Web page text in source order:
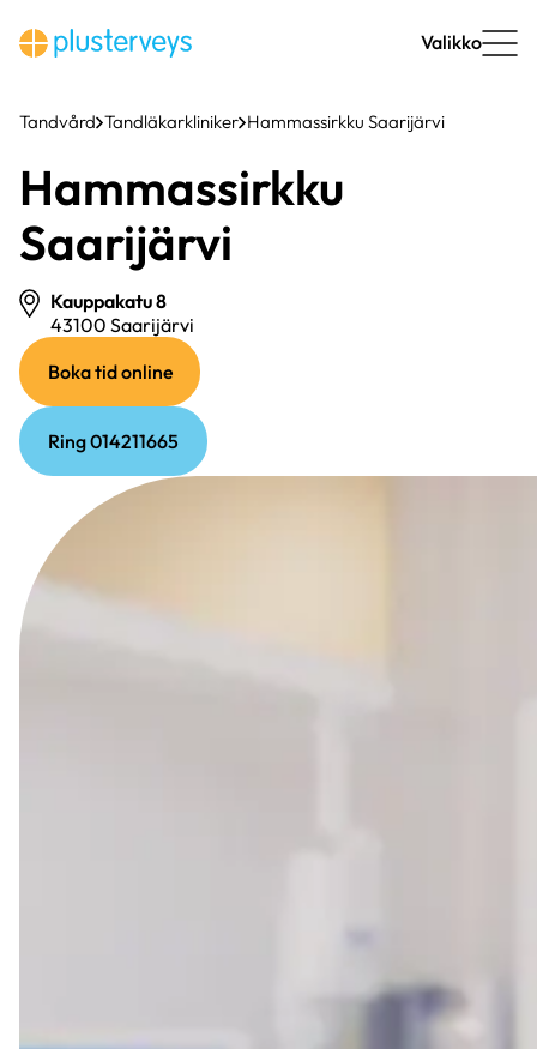
till
innehåll
Valikko
Tandvård Tandläkarkliniker Hammassirkku Saarijärvi
Hammassirkku
Saarijärvi
Kauppakatu 8
43100 Saarijärvi
länk)
Boka tid online (extern
länk)
Ring 014211665